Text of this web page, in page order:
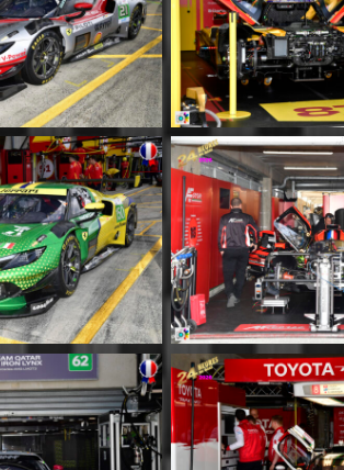
MM030
MM034